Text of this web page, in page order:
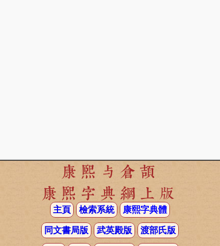
康熙与倉頡
康熙字典網上版
主頁 檢索系統 康熙字典體
同文書局版 武英殿版 渡部氏版